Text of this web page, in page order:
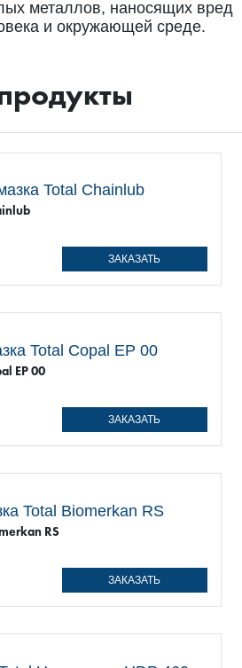
металлов, наносящих вред
и окружающей среде.
ЗАКАЗАТЬ
EP 00
ЗАКАЗАТЬ
RS
ЗАКАЗАТЬ